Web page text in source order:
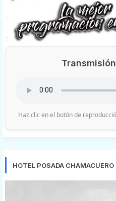
Haz clic en el botón de
HOTEL POSADA CHAMACUERO